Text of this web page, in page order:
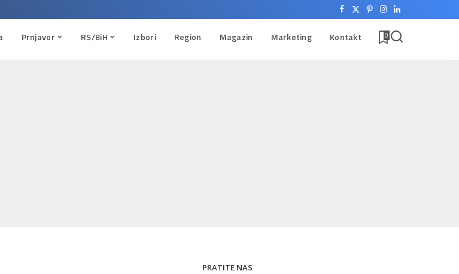
Prnjavor RS/BiH Izbori Region Magazin Marketing Kontakt 0
PRATITE NAS